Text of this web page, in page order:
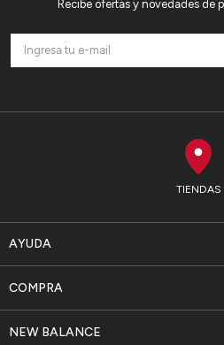
TIENDAS
AYUDA
NEW BALANCE
COMPRA
Recibe ofertas y novedades de